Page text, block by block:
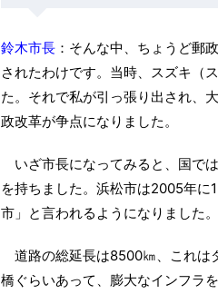
鈴木市長 ：そんな中、ちょうど郵
されたわけです。当時、スズキ（
た。それで私が引っ張り出され、
政改革が争点になりました。
いざ市長になってみると、国で
を持ちました。浜松市は2005年に
市」と言われるようになりました。
道路の総延長は8500㎞、これは
橋ぐらいあって、膨大なインフラ